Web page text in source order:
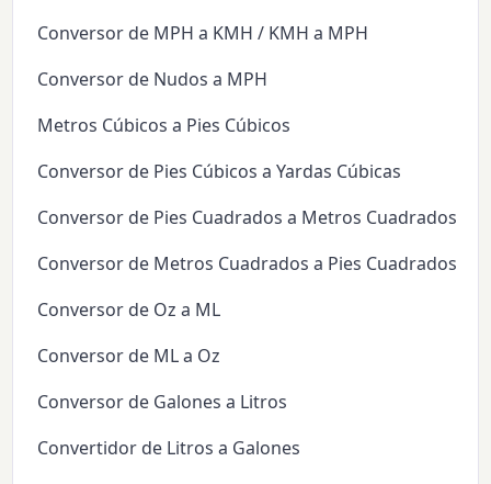
Conversor de MPH a KMH / KMH a MPH
Conversor de Nudos a MPH
Metros Cúbicos a Pies Cúbicos
Conversor de Pies Cúbicos a Yardas Cúbicas
Conversor de Pies Cuadrados a Metros Cuadrados
Conversor de Metros Cuadrados a Pies Cuadrados
Conversor de Oz a ML
Conversor de ML a Oz
Conversor de Galones a Litros
Convertidor de Litros a Galones